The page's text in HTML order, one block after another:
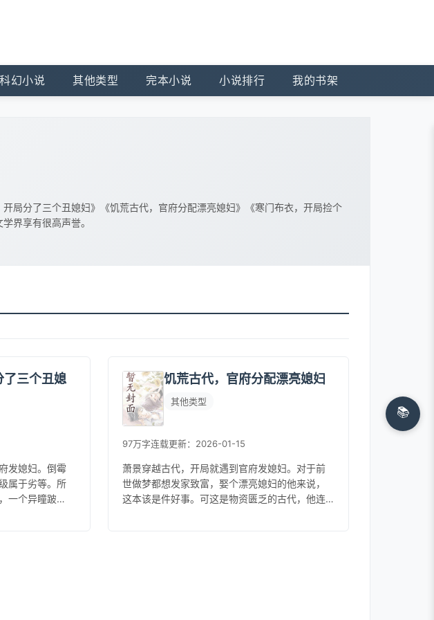
科幻小说 其他类型 完本小说 小说排行 我的书架
局分了三个丑媳妇》《饥荒古代，官府分配漂亮媳妇》《寒门布衣，开局捡个
界享有很高声誉。
了三个丑媳
发媳妇。倒霉
属于劣等。所
一个异瞳跛
饥荒古代，官府分配漂亮媳妇
其他类型
97万字连载更新：2026-01-15
萧景穿越古代，开局就遇到官府发媳妇。对于前
世做梦都想发家致富，娶个漂亮媳妇的他来说，
这本该是件好事。可这是物资匮乏的古代，他连
📚